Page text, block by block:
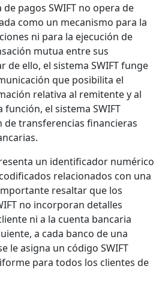
de pagos SWIFT no opera de
como un mecanismo para la
ni para la ejecución de
mutua entre sus
de ello, el sistema SWIFT funge
que posibilita el
relativa al remitente y al
el sistema SWIFT
de transferencias financieras
un identificador numérico
relacionados con una
resaltar que los
no incorporan detalles
ni a la cuenta bancaria
a cada banco de una
le asigna un código SWIFT
para todos los clientes de